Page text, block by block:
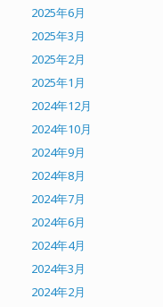
2025年6月
2025年3月
2025年2月
2025年1月
2024年12月
2024年10月
2024年9月
2024年8月
2024年7月
2024年6月
2024年4月
2024年3月
2024年2月